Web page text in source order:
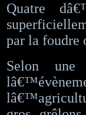
Quatre
par la foudre
Selon